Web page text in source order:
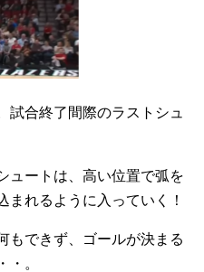
試合終了間際のラストシュ
ュートは、高い位置で弧を
まれるように入っていく！
もできず、ゴールが決まる
・。